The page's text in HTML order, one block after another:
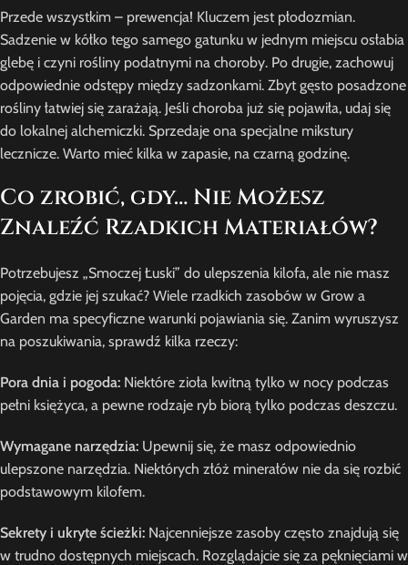
Przede wszystkim – prewencja! Kluczem jest płodozmian.
Sadzenie w kółko tego samego gatunku w jednym miejscu osłabia
glebę i czyni rośliny podatnymi na choroby. Po drugie, zachowuj
odpowiednie odstępy między sadzonkami. Zbyt gęsto posadzone
rośliny łatwiej się zarażają. Jeśli choroba już się pojawiła, udaj się
do lokalnej alchemiczki. Sprzedaje ona specjalne mikstury
lecznicze. Warto mieć kilka w zapasie, na czarną godzinę.
Co zrobić, gdy… Nie Możesz
Znaleźć Rzadkich Materiałów?
Potrzebujesz „Smoczej Łuski” do ulepszenia kilofa, ale nie masz
pojęcia, gdzie jej szukać? Wiele rzadkich zasobów w Grow a
Garden ma specyficzne warunki pojawiania się. Zanim wyruszysz
na poszukiwania, sprawdź kilka rzeczy:
Pora dnia i pogoda: Niektóre zioła kwitną tylko w nocy podczas
pełni księżyca, a pewne rodzaje ryb biorą tylko podczas deszczu.
Wymagane narzędzia: Upewnij się, że masz odpowiednio
ulepszone narzędzia. Niektórych złóż minerałów nie da się rozbić
podstawowym kilofem.
Sekrety i ukryte ścieżki: Najcenniejsze zasoby często znajdują się
w trudno dostępnych miejscach. Rozglądajcie się za pęknięciami w